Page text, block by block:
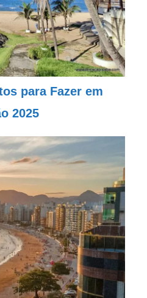
para Fazer em
2025